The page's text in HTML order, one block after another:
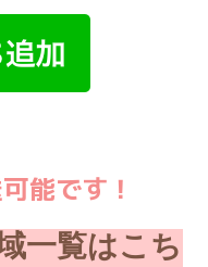
能です！
一覧はこち